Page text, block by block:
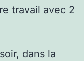
travail avec 2
dans la